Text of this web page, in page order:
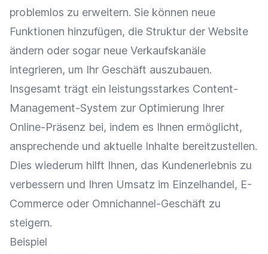
problemlos zu erweitern. Sie können neue
Funktionen hinzufügen, die Struktur der Website
ändern oder sogar neue Verkaufskanäle
integrieren, um Ihr Geschäft auszubauen.
Insgesamt trägt ein leistungsstarkes Content-
Management-System zur Optimierung Ihrer
Online-Präsenz bei, indem es Ihnen ermöglicht,
ansprechende und aktuelle Inhalte bereitzustellen.
Dies wiederum hilft Ihnen, das Kundenerlebnis zu
verbessern und Ihren Umsatz im Einzelhandel, E-
Commerce oder Omnichannel-Geschäft zu
steigern.
Beispiel